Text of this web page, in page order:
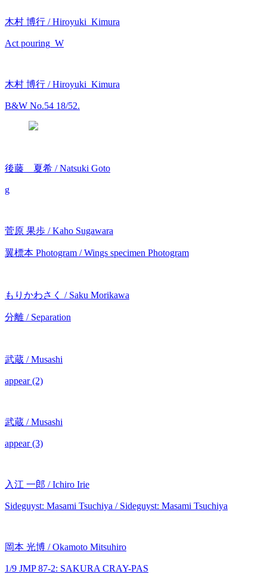
木村 博行 / Hiroyuki Kimura
Act pouring_W
木村 博行 / Hiroyuki Kimura
B&W No.54 18/52.
後藤 夏希 / Natsuki Goto
g
菅原 果歩 / Kaho Sugawara
翼標本 Photogram / Wings specimen Photogram
もりかわさく / Saku Morikawa
分離 / Separation
武蔵 / Musashi
appear (2)
武蔵 / Musashi
appear (3)
入江 一郎 / Ichiro Irie
Sideguyst: Masami Tsuchiya / Sideguyst: Masami Tsuchiya
岡本 光博 / Okamoto Mitsuhiro
1/9 JMP 87-2: SAKURA CRAY-PAS